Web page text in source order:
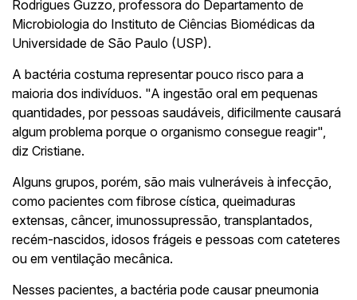
Rodrigues Guzzo, professora do Departamento de
Microbiologia do Instituto de Ciências Biomédicas da
Universidade de São Paulo (USP).
A bactéria costuma representar pouco risco para a
maioria dos indivíduos. "A ingestão oral em pequenas
quantidades, por pessoas saudáveis, dificilmente causará
algum problema porque o organismo consegue reagir",
diz Cristiane.
Alguns grupos, porém, são mais vulneráveis à infecção,
como pacientes com fibrose cística, queimaduras
extensas, câncer, imunossupressão, transplantados,
recém-nascidos, idosos frágeis e pessoas com cateteres
ou em ventilação mecânica.
Nesses pacientes, a bactéria pode causar pneumonia